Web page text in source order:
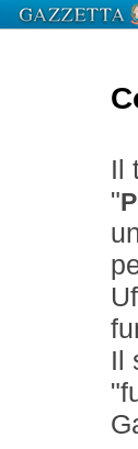
Il
"
Il